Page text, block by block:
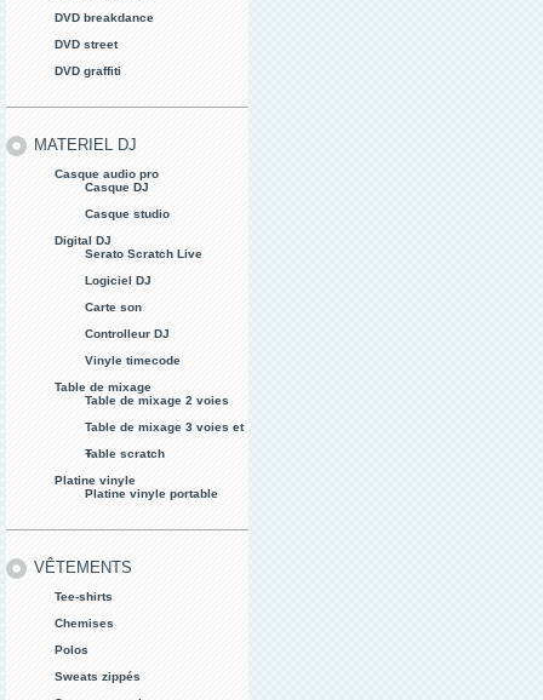
DVD breakdance
DVD street
DVD graffiti
MATERIEL DJ
Casque audio pro
Casque DJ
Casque studio
Digital DJ
Serato Scratch Live
Logiciel DJ
Carte son
Controlleur DJ
Vinyle timecode
Table de mixage
Table de mixage 2 voies
Table de mixage 3 voies et
+
Table scratch
Platine vinyle
Platine vinyle portable
VÊTEMENTS
Tee-shirts
Chemises
Polos
Sweats zippés